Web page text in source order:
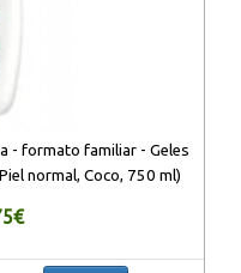
- formato familiar - Geles
normal, Coco, 750 ml)